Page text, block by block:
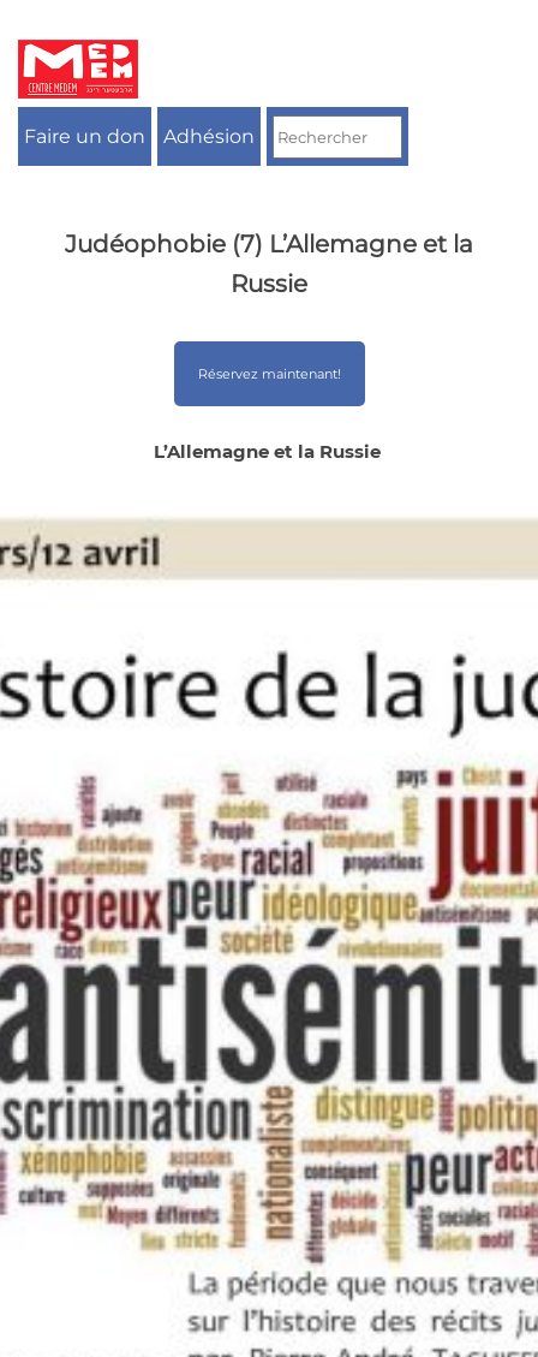
contenu
Faire un don Adhésion
Judéophobie (7) L’Allemagne et la
Russie
Réservez maintenant!
L’Allemagne et la Russie